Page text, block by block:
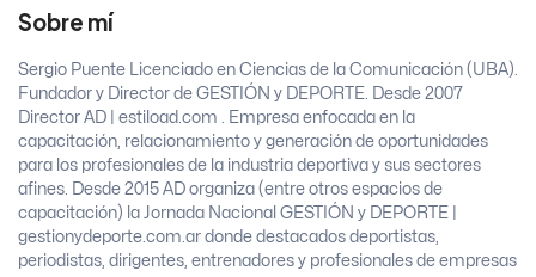
Sobre mí
Sergio Puente Licenciado en Ciencias de la Comunicación (UBA).
Fundador y Director de GESTIÓN y DEPORTE. Desde 2007
Director AD | estiload.com . Empresa enfocada en la
capacitación, relacionamiento y generación de oportunidades
para los profesionales de la industria deportiva y sus sectores
afines. Desde 2015 AD organiza (entre otros espacios de
capacitación) la Jornada Nacional GESTIÓN y DEPORTE |
gestionydeporte.com.ar donde destacados deportistas,
periodistas, dirigentes, entrenadores y profesionales de empresas